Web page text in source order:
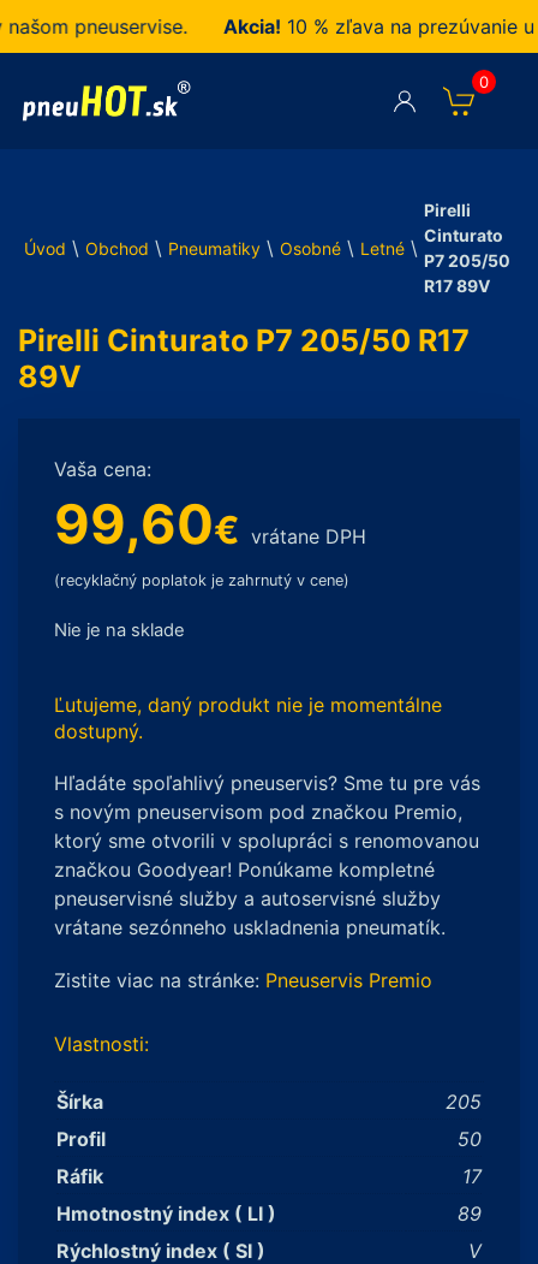
pneuservise. Akcia!10 % zľava na prezúvanie u
0
Úvod \ Obchod \ Pneumatiky \ Osobné \ Letné \
Pirelli
Cinturato
P7 205/50
R17 89V
Pirelli Cinturato P7 205/50 R17
89V
Vaša cena:
99,60€ vrátane DPH
(recyklačný poplatok je zahrnutý v cene)
Nie je na sklade
Ľutujeme, daný produkt nie je momentálne
dostupný.
Hľadáte spoľahlivý pneuservis? Sme tu pre vás
s novým pneuservisom pod značkou Premio,
ktorý sme otvorili v spolupráci s renomovanou
značkou Goodyear! Ponúkame kompletné
pneuservisné služby a autoservisné služby
vrátane sezónneho uskladnenia pneumatík.
Zistite viac na stránke: Pneuservis Premio
Vlastnosti:
Šírka
205
Profil
50
Ráfik
17
Hmotnostný index ( LI )
89
Rýchlostný index ( SI )
V